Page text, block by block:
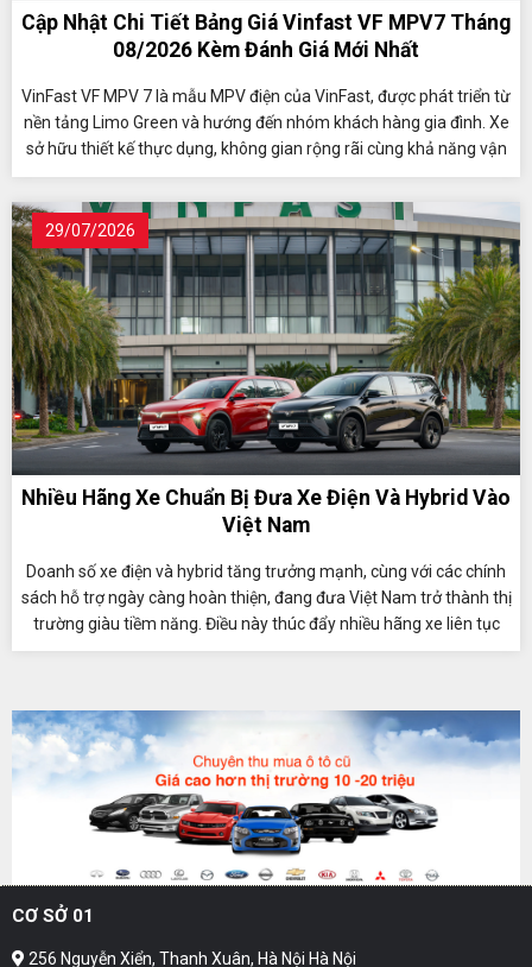
Cập Nhật Chi Tiết Bảng Giá Vinfast VF MPV7 Tháng
08/2026 Kèm Đánh Giá Mới Nhất
VinFast VF MPV 7 là mẫu MPV điện của VinFast, được phát triển từ
nền tảng Limo Green và hướng đến nhóm khách hàng gia đình. Xe
sở hữu thiết kế thực dụng, không gian rộng rãi cùng khả năng vận
hành ổn định, phù hợp cho cả nhu cầu di chuyển hằng ngày và
những hành trình dài. VF MPV 7 có phạm vi hoạt động khoảng 450
km mỗi lần sạc, đồng thời được áp dụng nhiều chính sách hỗ trợ
hấp dẫn, mang đến lợi thế cho người dùng khi lựa chọn xe điện.
29/07/2026
Nhiều Hãng Xe Chuẩn Bị Đưa Xe Điện Và Hybrid Vào
Việt Nam
Doanh số xe điện và hybrid tăng trưởng mạnh, cùng với các chính
sách hỗ trợ ngày càng hoàn thiện, đang đưa Việt Nam trở thành thị
trường giàu tiềm năng. Điều này thúc đẩy nhiều hãng xe liên tục
đưa các mẫu xe điện hóa mới đến người tiêu dùng.
CƠ SỞ 01
256 Nguyễn Xiển, Thanh Xuân, Hà Nội Hà Nội